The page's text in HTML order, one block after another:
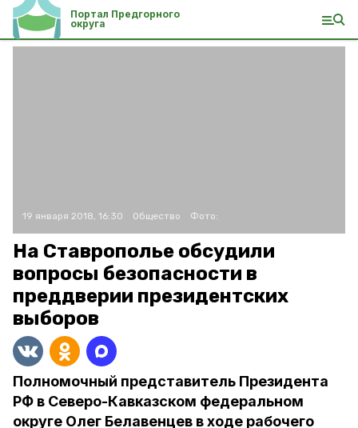
Портал Предгорного
округа
19 января 2018, 16:30 Общество Фото:
На Ставрополье обсудили
вопросы безопасности в
преддверии президентских
выборов
Полномочный представитель Президента
РФ в Северо-Кавказском федеральном
округе Олег Белавенцев в ходе рабочего